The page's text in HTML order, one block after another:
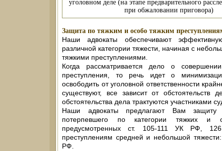
уголовном деле (на этапе предварительного
при обжаловании приговора)
Защита по тяжким и особо тяжким
Наши адвокаты обеспечивают
различной категории тяжести, начиная с
тяжкими преступлениями.
Когда рассматривается дело о
преступления, то речь идет о
освободить от уголовной ответственности
существуют, все зависит от обстоятельств
обстоятельства дела трактуются участниками
Наши адвокаты предлагают Вам защиту
потерпевшего по категории тяжких и
предусмотренных ст. 105-111 УК РФ,
преступлениям средней и небольшой
РФ.